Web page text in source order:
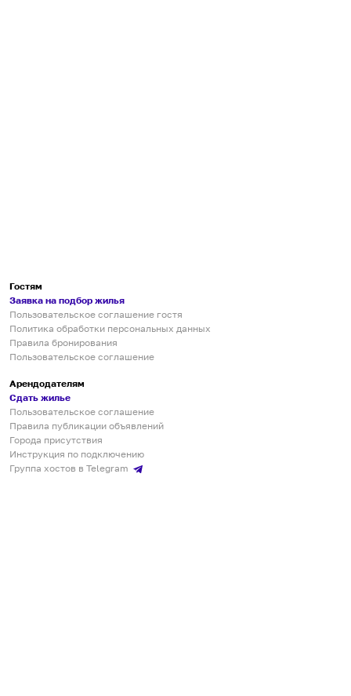
Гостям
Заявка на подбор жилья
Пользовательское соглашение гостя
Политика обработки персональных данных
Правила бронирования
Пользовательское соглашение
Арендодателям
Сдать жилье
Пользовательское соглашение
Правила публикации объявлений
Города присутствия
Инструкция по подключению
Группа хостов в Telegram